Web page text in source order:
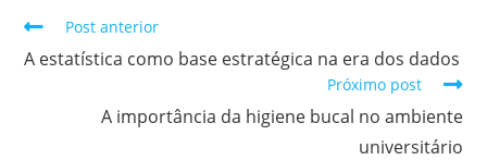
Post anterior
A estatística como base estratégica na era dos dados
Próximo post
A importância da higiene bucal no ambiente
universitário